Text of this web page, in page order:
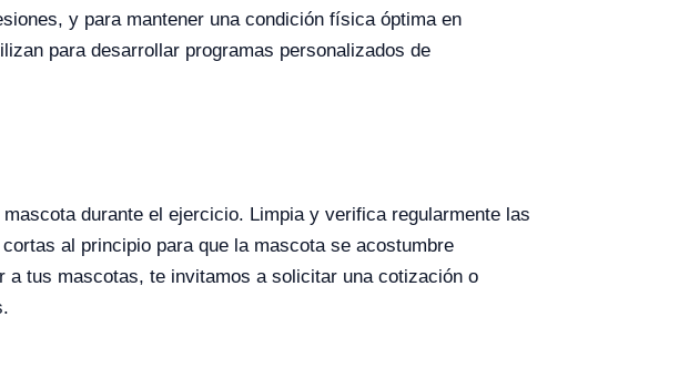
y para mantener una condición física óptima en
para desarrollar programas personalizados de
durante el ejercicio. Limpia y verifica regularmente las
al principio para que la mascota se acostumbre
a tus mascotas, te invitamos a solicitar una cotización o